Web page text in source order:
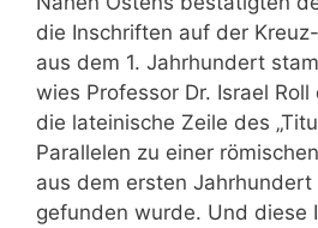
die Inschriften auf der
aus dem 1. Jahrhundert
wies Professor Dr. Israel
die lateinische Zeile des
Parallelen zu einer
aus dem ersten Jahrhundert
gefunden wurde. Und diese